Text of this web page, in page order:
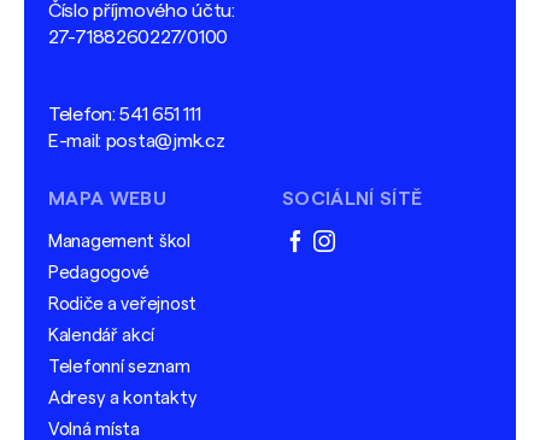
Číslo příjmového účtu:
27-7188260227/0100
Telefon:541 651 111
E-mail: posta@jmk.cz
MAPA WEBU
Management škol
Pedagogové
Rodiče a veřejnost
Kalendář akcí
Telefonní seznam
Adresy a kontakty
Volná místa
SOCIÁLNÍ SÍTĚ
facebook
instagram